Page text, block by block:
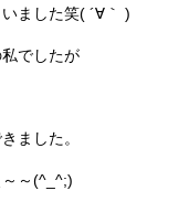
ました笑( ´∀｀ )
でしたが
ました。
～(^_^;)